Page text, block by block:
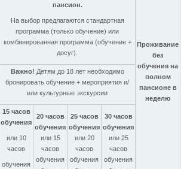
пансион.
На выбор предлагаются стандартная
программа (только обучение) или
комбинированная программа (обучение +
досуг).
Проживание
без
обучения на
полном
пансионе в
неделю
Важно! Детям до 18 лет необходимо
бронировать обучение + мероприятия и/
или культурные экскурсии
15 часов
обучения
или 10
часов
обучения
20 часов
обучения
или 15
часов
обучения
25 часов
обучения
или 20
часов
обучения
30 часов
обучения
или 25
часов
обучения